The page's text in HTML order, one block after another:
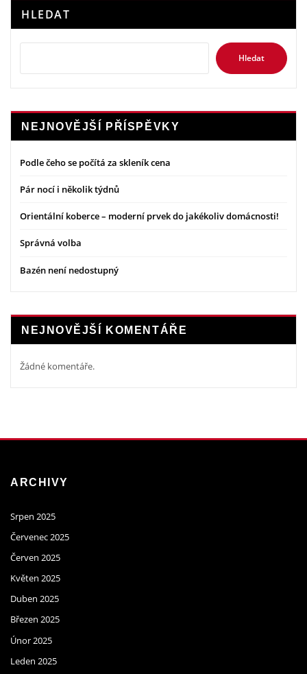
HLEDAT
Hledat
NEJNOVĚJŠÍ PŘÍSPĚVKY
Podle čeho se počítá za skleník cena
Pár nocí i několik týdnů
Orientální koberce – moderní prvek do jakékoliv domácnosti!
Správná volba
Bazén není nedostupný
NEJNOVĚJŠÍ KOMENTÁŘE
Žádné komentáře.
ARCHIVY
Srpen 2025
Červenec 2025
Červen 2025
Květen 2025
Duben 2025
Březen 2025
Únor 2025
Leden 2025